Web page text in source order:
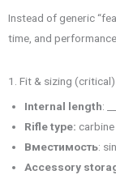
Instead of generic
time, and performance.
1. Fit & sizing (critical)
Internal length:
Rifle type:
Вместимость:
Accessory